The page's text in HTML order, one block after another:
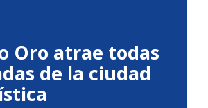
Oro atrae todas
de la ciudad